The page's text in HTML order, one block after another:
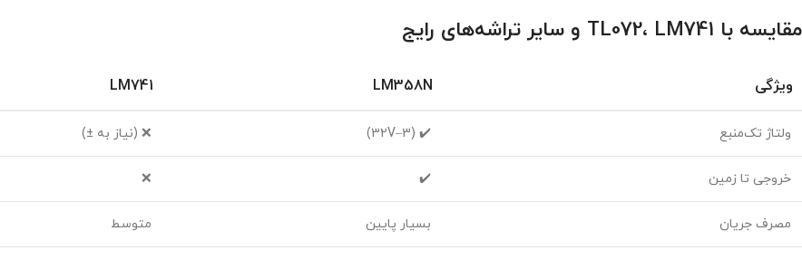
مقایسه با TL072، LM741 و سایر تراشه‌های رایج
ویژگی LM358N
LM741
ولتاژ تک‌منبع ✔️ (3–32V) ❌ (نیاز به ±)
خروجی تا زمین ✔️
❌
مصرف جریان بسیار پایین متوسط